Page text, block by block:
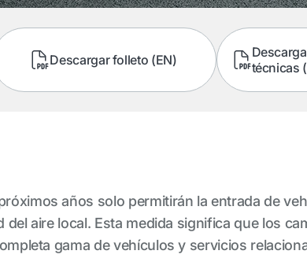
Descargar folleto (EN)
técnicas
años solo permitirán la entrada de
aire local. Esta medida significa que los
gama de vehículos y servicios